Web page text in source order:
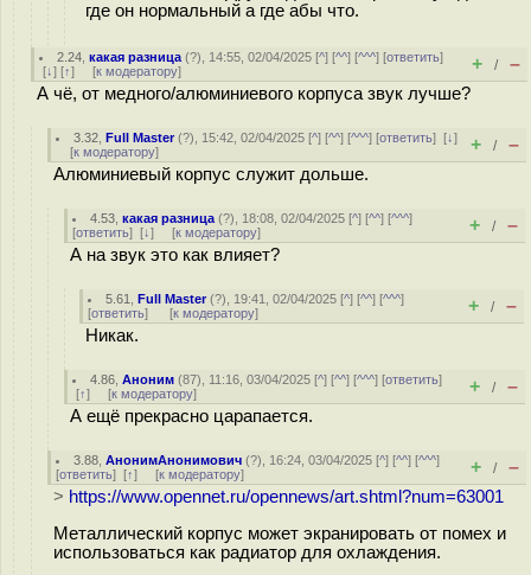
где он нормальный а где абы что.
2.24 ,какая разница (?), 14:55, 02/04/2025 [^] [^^] [^^^] [ответить]
[↓] [↑] [к модератору] + / –
А чё, от медного/алюминиевого корпуса звук лучше?
3.32 ,Full Master(?), 15:42, 02/04/2025 [^] [^^] [^^^] [ответить][↓]
[к модератору] + / –
Алюминиевый корпус служит дольше.
4.53 ,какая разница (?), 18:08, 02/04/2025 [^] [^^] [^^^]
[ответить] [↓] [к модератору] + / –
А на звук это как влияет?
5.61 ,Full Master(?), 19:41, 02/04/2025 [^] [^^] [^^^]
[ответить] [к модератору] + / –
Никак.
4.86 ,Аноним (87), 11:16, 03/04/2025 [^] [^^] [^^^] [ответить]
[↑] [к модератору] + / –
А ещё прекрасно царапается.
3.88 ,АнонимАнонимович (?), 16:24, 03/04/2025 [^] [^^] [^^^]
[ответить] [↑] [к модератору] + / –
> https://www.opennet.ru/opennews/art.shtml?num=63001
Металлический корпус может экранировать от помех и
использоваться как радиатор для охлаждения.